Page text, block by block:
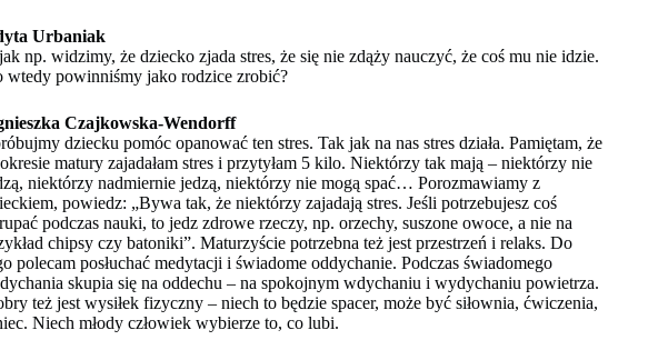
Urbaniak
np. widzimy, że dziecko zjada stres, że się nie zdąży nauczyć, że coś mu nie idzie.
wtedy powinniśmy jako rodzice zrobić?
Czajkowska-Wendorff
dziecku pomóc opanować ten stres. Tak jak na nas stres działa. Pamiętam, że
matury zajadałam stres i przytyłam 5 kilo. Niektórzy tak mają – niektórzy nie
niektórzy nadmiernie jedzą, niektórzy nie mogą spać… Porozmawiamy z
powiedz: „Bywa tak, że niektórzy zajadają stres. Jeśli potrzebujesz coś
podczas nauki, to jedz zdrowe rzeczy, np. orzechy, suszone owoce, a nie na
chipsy czy batoniki”. Maturzyście potrzebna też jest przestrzeń i relaks. Do
polecam posłuchać medytacji i świadome oddychanie. Podczas świadomego
skupia się na oddechu – na spokojnym wdychaniu i wydychaniu powietrza.
też jest wysiłek fizyczny – niech to będzie spacer, może być siłownia, ćwiczenia,
Niech młody człowiek wybierze to, co lubi.